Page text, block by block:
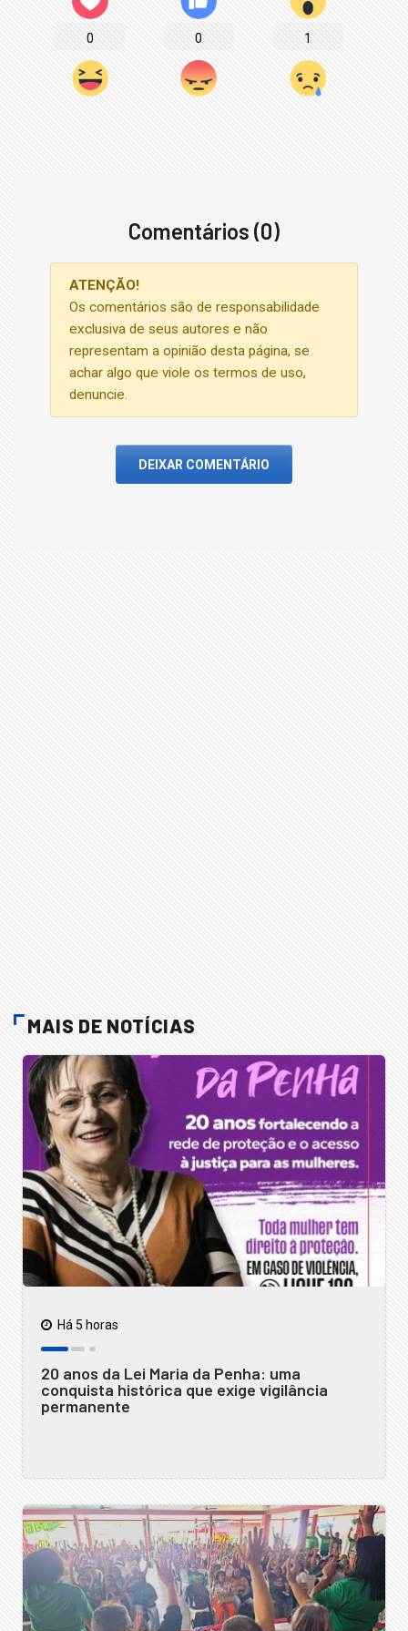
0 0 1
Comentários (0)
ATENÇÃO!
Os comentários são de responsabilidade
exclusiva de seus autores e não
representam a opinião desta página, se
achar algo que viole os termos de uso,
denuncie.
DEIXAR COMENTÁRIO
MAIS DE NOTÍCIAS
Há 5 horas
20 anos da Lei Maria da Penha: uma
conquista histórica que exige vigilância
permanente